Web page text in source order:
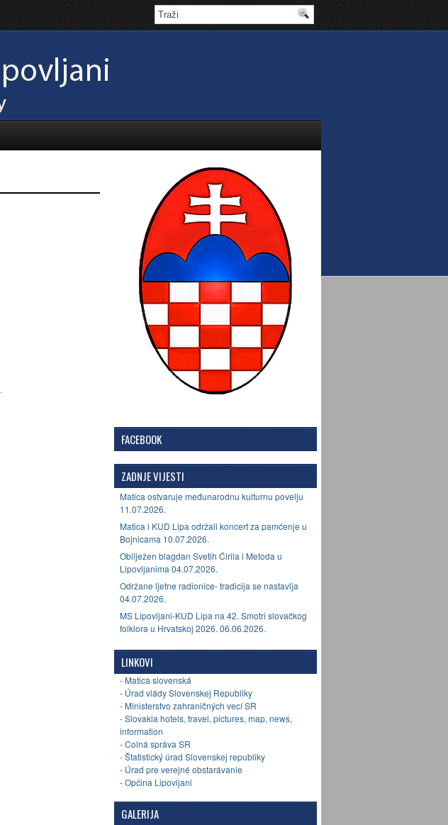
FACEBOOK
ZADNJE VIJESTI
Matica ostvaruje međunarodnu kulturnu povelju
11.07.2026.
Matica i KUD Lipa održali koncert za pamćenje u
Bojnicama 10.07.2026.
Obilježen blagdan Svetih Ćirila i Metoda u
Lipovljanima 04.07.2026.
Održane ljetne radionice- tradicija se nastavlja
04.07.2026.
MS Lipovljani-KUD Lipa na 42. Smotri slovačkog
folklora u Hrvatskoj 2026. 06.06.2026.
LINKOVI
- Matica slovenská
- Úrad vlády Slovenskej Republiky
- Ministerstvo zahraničných vecí SR
- Slovakia hotels, travel, pictures, map, news,
information
- Colná správa SR
- Štatistický úrad Slovenskej republiky
- Úrad pre verejné obstarávanie
- Općina Lipovljani
GALERIJA